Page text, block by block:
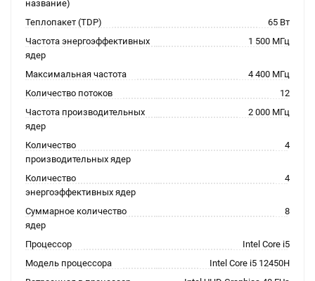
название)
Теплопакет (TDP)
65 Вт
Частота энергоэффективных
ядер
1 500 МГц
Максимальная частота
4 400 МГц
Количество потоков
12
Частота производительных
ядер
2 000 МГц
Количество
производительных ядер
4
Количество
энергоэффективных ядер
4
Суммарное количество
ядер
8
Процессор
Intel Core i5
Модель процессора
Intel Core i5 12450H